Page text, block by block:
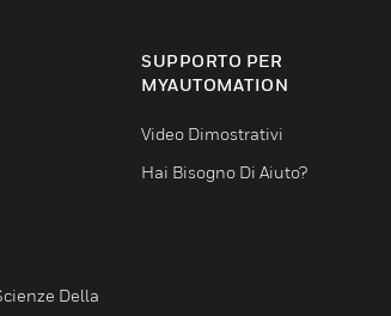
Della
SUPPORTO PER
MYAUTOMATION
Video Dimostrativi
Hai Bisogno Di Aiuto?